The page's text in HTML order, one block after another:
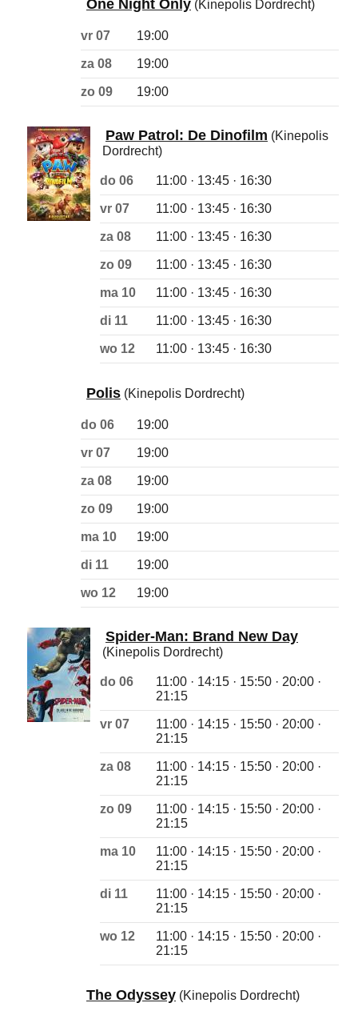
One Night Only (Kinepolis Dordrecht)
vr 07 19:00
za 08 19:00
zo 09 19:00
Paw Patrol: De Dinofilm (Kinepolis
Dordrecht)
do 06 11:00 · 13:45 · 16:30
vr 07 11:00 · 13:45 · 16:30
za 08 11:00 · 13:45 · 16:30
zo 09 11:00 · 13:45 · 16:30
ma 10 11:00 · 13:45 · 16:30
di 11 11:00 · 13:45 · 16:30
wo 12 11:00 · 13:45 · 16:30
Polis (Kinepolis Dordrecht)
do 06 19:00
vr 07 19:00
za 08 19:00
zo 09 19:00
ma 10 19:00
di 11 19:00
wo 12 19:00
Spider-Man: Brand New Day
(Kinepolis Dordrecht)
do 06
11:00 · 14:15 · 15:50 · 20:00 ·
21:15
vr 07
11:00 · 14:15 · 15:50 · 20:00 ·
21:15
za 08
11:00 · 14:15 · 15:50 · 20:00 ·
21:15
zo 09
11:00 · 14:15 · 15:50 · 20:00 ·
21:15
ma 10
11:00 · 14:15 · 15:50 · 20:00 ·
21:15
di 11
11:00 · 14:15 · 15:50 · 20:00 ·
21:15
wo 12
11:00 · 14:15 · 15:50 · 20:00 ·
21:15
The Odyssey (Kinepolis Dordrecht)